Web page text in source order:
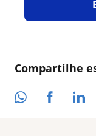
Compartilhe